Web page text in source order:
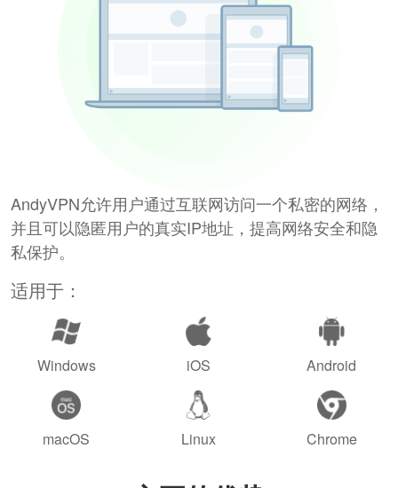
AndyVPN允许用户通过互联网访问一个私密的网络，
并且可以隐匿用户的真实IP地址，提高网络安全和隐
私保护。
适用于：
Windows iOS Android
macOS Linux Chrome